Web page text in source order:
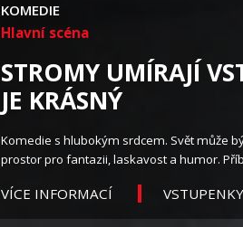
KOMEDIE
Hlavní scéna
STROMY UMÍRAJÍ
JE KRÁSNÝ
Komedie s hlubokým srdcem. Svět může
prostor pro fantazii, laskavost a humor.
VÍCE INFORMACÍ VSTUPENKY